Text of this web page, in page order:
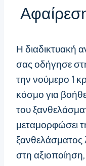
Η διαδικτυακή
σας οδήγησε
την νούμερο 1
κόσμο για
του
μεταμορφώσει
ξανθελάσματος
στη